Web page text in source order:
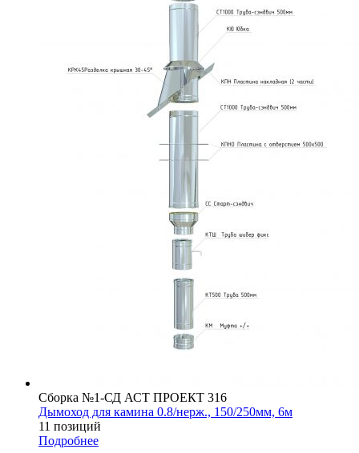
Сборка №1-СД АСТ ПРОЕКТ 316
Дымоход для камина 0.8/нерж., 150/250мм, 6м
11 позиций
Подробнее